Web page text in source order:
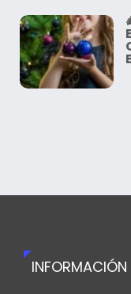
INFORMACIÓN